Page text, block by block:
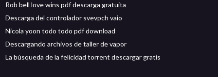
Rob bell love wins pdf descarga gratuita
Descarga del controlador svevpch vaio
Nicola yoon todo todo pdf download
Descargando archivos de taller de vapor
La búsqueda de la felicidad torrent descargar gratis